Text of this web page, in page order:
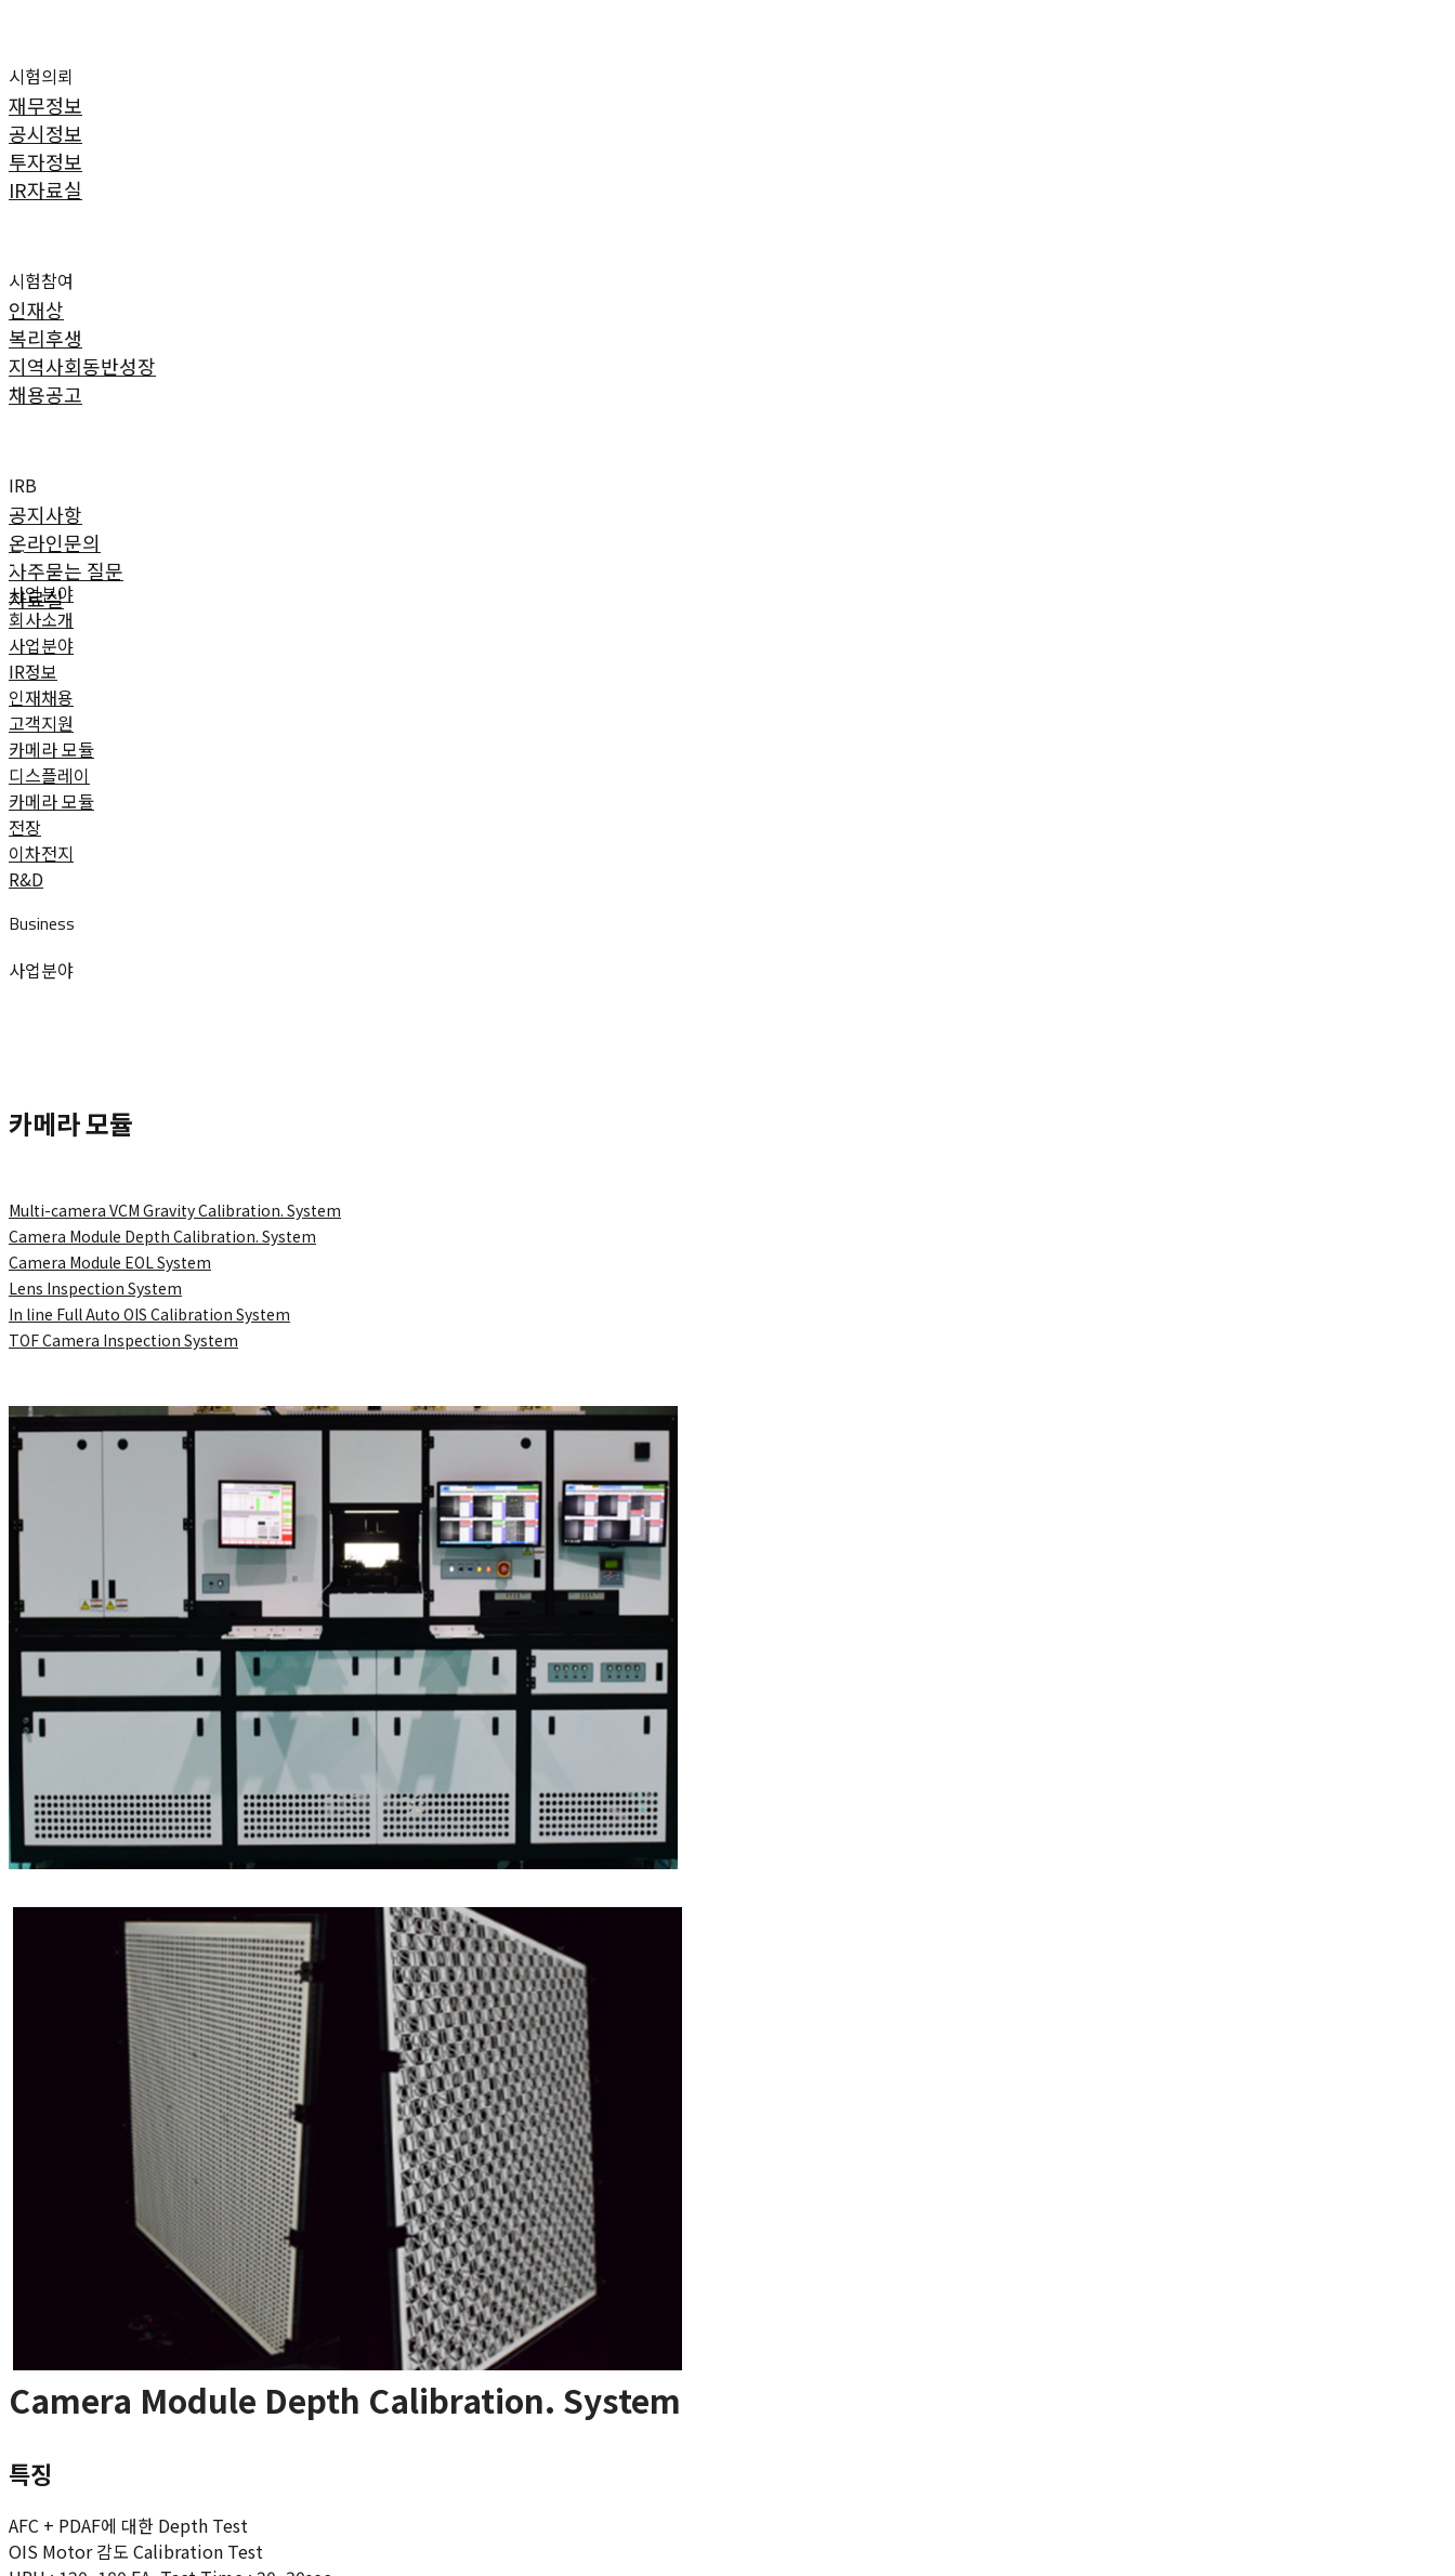
시험의뢰
재무정보
공시정보
투자정보
IR자료실
시험참여
인재상
복리후생
지역사회동반성장
채용공고
IRB
공지사항
온라인문의
자주묻는 질문
자료실
home
사업분야
회사소개
사업분야
IR정보
인재채용
고객지원
카메라 모듈
디스플레이
카메라 모듈
전장
이차전지
R&D
Business
사업분야
카메라 모듈
Multi-camera VCM Gravity Calibration. System
Camera Module Depth Calibration. System
Camera Module EOL System
Lens Inspection System
In line Full Auto OIS Calibration System
TOF Camera Inspection System
Camera Module Depth Calibration. System
특징
AFC + PDAF에 대한 Depth Test
OIS Motor 감도 Calibration Test